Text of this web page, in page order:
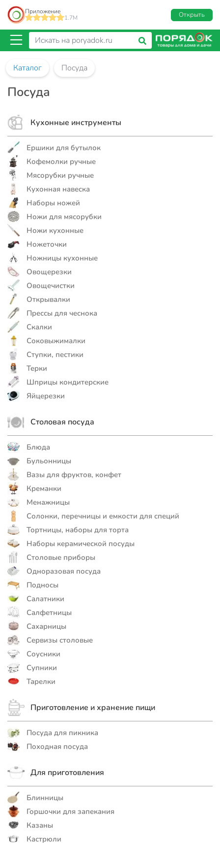
Приложение
1.7M
Открыть
Каталог Посуда
Посуда
Кухонные инструменты
Ершики для бутылок
Кофемолки ручные
Мясорубки ручные
Кухонная навеска
Наборы ножей
Ножи для мясорубки
Ножи кухонные
Ножеточки
Ножницы кухонные
Овощерезки
Овощечистки
Открывалки
Прессы для чеснока
Скалки
Соковыжималки
Ступки, пестики
Терки
Шприцы кондитерские
Яйцерезки
Столовая посуда
Блюда
Бульонницы
Вазы для фруктов, конфет
Креманки
Менажницы
Солонки, перечницы и емкости для специй
Тортницы, наборы для торта
Наборы керамической посуды
Столовые приборы
Одноразовая посуда
Подносы
Салатники
Салфетницы
Сахарницы
Сервизы столовые
Соусники
Супники
Тарелки
Приготовление и хранение пищи
Посуда для пикника
Походная посуда
Для приготовления
Блинницы
Горшочки для запекания
Казаны
Кастрюли